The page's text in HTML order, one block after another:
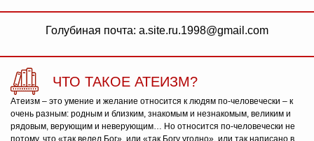
Голубиная почта: a.site.ru.1998@gmail.com
ЧТО ТАКОЕ АТЕИЗМ?
Атеизм – это умение и желание относится к людям по-человечески – к
очень разным: родным и близким, знакомым и незнакомым, великим и
рядовым, верующим и неверующим… Но относится по-человечески не